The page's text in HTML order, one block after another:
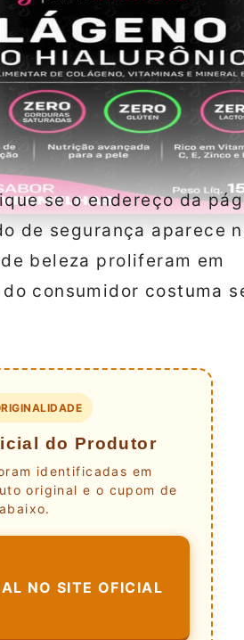
se o endereço da
de segurança aparece
beleza proliferam em
consumidor costuma
do Produtor
identificadas em
original e o cupom de
NO SITE OFICIAL